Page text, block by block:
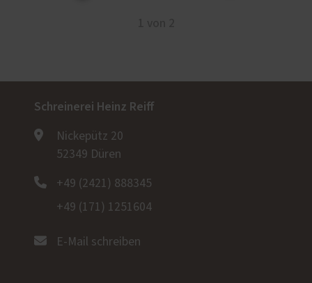
Schreinerei Heinz Reiff
Nickepütz 20
52349 Düren
+49 (2421) 888345
+49 (171) 1251604
E-Mail schreiben